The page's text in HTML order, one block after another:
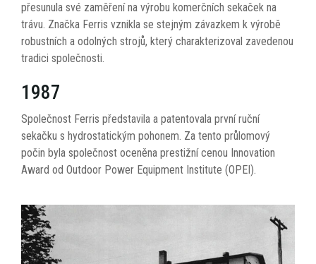
přesunula své zaměření na výrobu komerčních sekaček na
trávu. Značka Ferris vznikla se stejným závazkem k výrobě
robustních a odolných strojů, který charakterizoval zavedenou
tradici společnosti.
1987
Společnost Ferris představila a patentovala první ruční
sekačku s hydrostatickým pohonem. Za tento průlomový
počin byla společnost oceněna prestižní cenou Innovation
Award od Outdoor Power Equipment Institute (OPEI).